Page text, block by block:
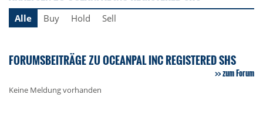
Alle Buy Hold Sell
FORUMSBEITRÄGE ZU OCEANPAL INC REGISTERED SHS
zum Forum
Keine Meldung vorhanden